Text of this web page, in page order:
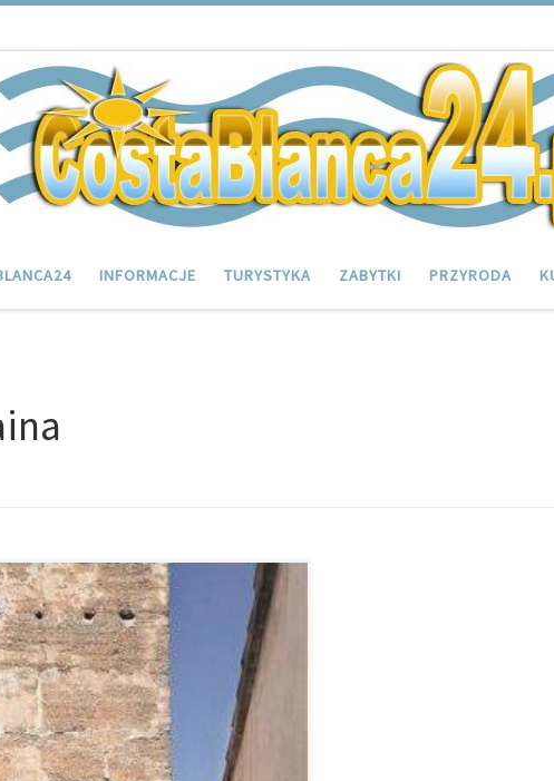
INFORMACJE TURYSTYKA ZABYTKI PRZYRODA
sierpnia świętowała swoją dziewiątą
drzwi otwartych. Wieża pochodząca z XIII
prowincji […]